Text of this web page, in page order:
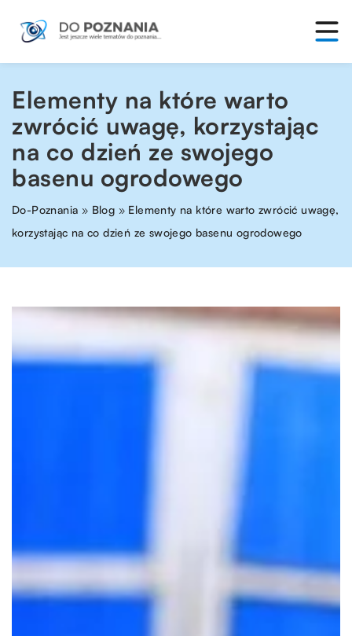
Elementy na które warto
zwrócić uwagę, korzystając
na co dzień ze swojego
basenu ogrodowego
Do-Poznania » Blog » Elementy na które warto zwrócić uwagę,
korzystając na co dzień ze swojego basenu ogrodowego